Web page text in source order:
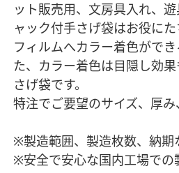
ット販売用、文房具入れ、
ャック付手さげ袋はお役に
フィルムへカラー着色がで
た、カラー着色は目隠し効
さげ袋です。
特注でご要望のサイズ、厚み
※製造範囲、製造枚数、納期
※安全で安心な国内工場での